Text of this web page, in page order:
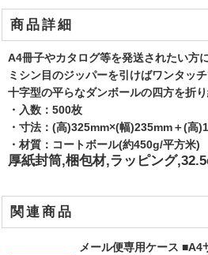
商品詳細
A4冊子やカタログ等を発送されたい方
ミシン目のジッパーを引けばワンタッ
十字型の平らなダンボールの四方を折
・入数：500枚
・寸法：(高)325mm×(幅)235mm＋(高
・材質：コートボール(約450g/平方米)
厚紙封筒,梱包材,ラッピング
関連商品
メール便専用ケース ■A4